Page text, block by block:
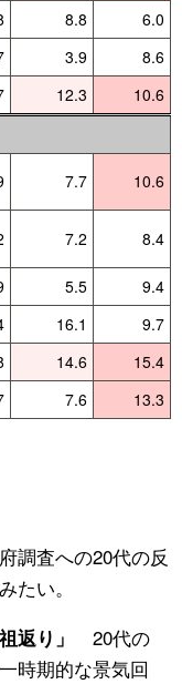
8.8
6.0
3.9
8.6
12.3
10.6
7.7 10.6
7.2 8.4
5.5
9.4
16.1 9.7
14.6
15.4
7.6 13.3
調査への20代の反
たい。
返り」
20代の
時期的な景気回